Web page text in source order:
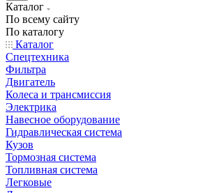
Каталог
По всему сайту
По каталогу
Каталог
Спецтехника
Фильтра
Двигатель
Колеса и трансмиссия
Электрика
Навесное оборудование
Гидравлическая система
Кузов
Тормозная система
Топливная система
Легковые